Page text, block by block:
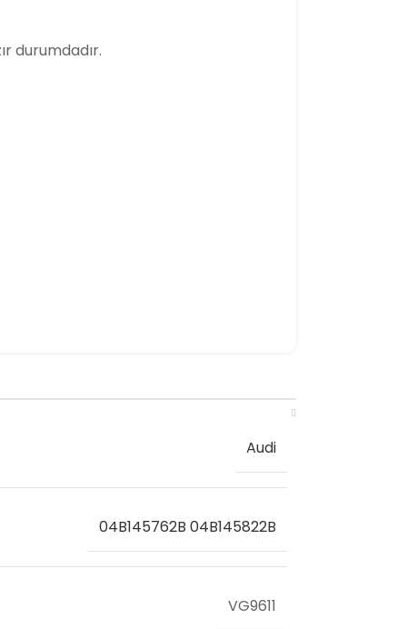
durumdadır.
Audi
04B145762B 04B145822B
VG9611